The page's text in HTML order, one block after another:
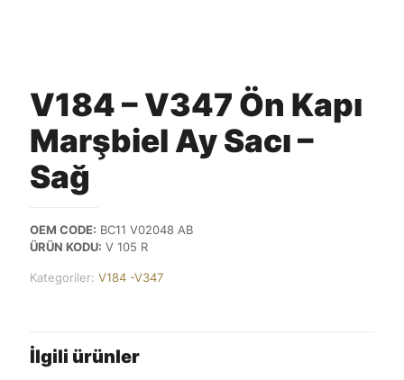
V184 – V347 Ön Kapı
Marşbiel Ay Sacı –
Sağ
OEM CODE: BC11 V02048 AB
ÜRÜN KODU: V 105 R
Kategoriler: V184 -V347
İlgili ürünler